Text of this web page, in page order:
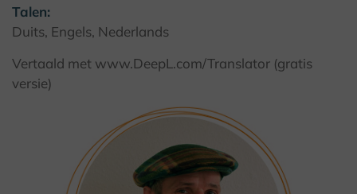
Talen:
Duits, Engels, Nederlands
Vertaald met www.DeepL.com/Translator (gratis
versie)